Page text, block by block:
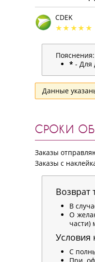
CDEK
Пояснения:
* - Для
Данные
СРОКИ
Заказы
Заказы с
Возврат
В
О
части)
Условия
С
При